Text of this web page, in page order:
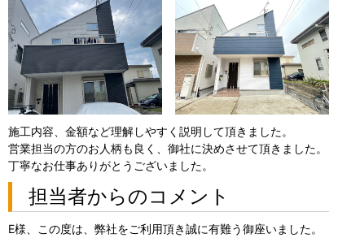
施工内容、金額など理解しやすく説明して頂きました。
営業担当の方のお人柄も良く、御社に決めさせて頂きました。
丁寧なお仕事ありがとうございました。
担当者からのコメント
E様、この度は、弊社をご利用頂き誠に有難う御座いました。